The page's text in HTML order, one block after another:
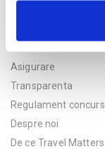
Asigurare
Transparenta
Regulament concurs
Despre noi
De ce Travel Matters